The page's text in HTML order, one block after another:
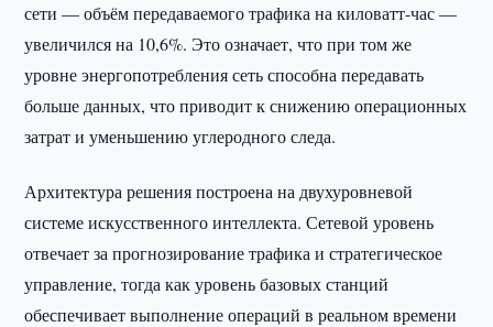
сети — объём передаваемого трафика на киловатт-час —
увеличился на 10,6%. Это означает, что при том же
уровне энергопотребления сеть способна передавать
больше данных, что приводит к снижению операционных
затрат и уменьшению углеродного следа.
Архитектура решения построена на двухуровневой
системе искусственного интеллекта. Сетевой уровень
отвечает за прогнозирование трафика и стратегическое
управление, тогда как уровень базовых станций
обеспечивает выполнение операций в реальном времени